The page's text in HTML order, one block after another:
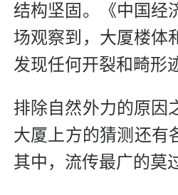
结构坚固。《中国经
场观察到，大厦楼体
发现任何开裂和畸形
排除自然外力的原因
大厦上方的猜测还有
其中，流传最广的莫